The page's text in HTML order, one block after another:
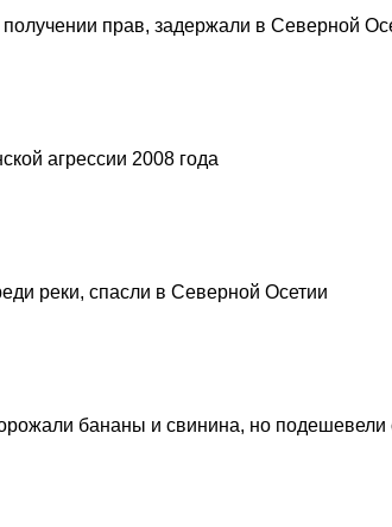
прав, задержали в Северной
агрессии 2008 года
реки, спасли в Северной Осетии
бананы и свинина, но подешевели